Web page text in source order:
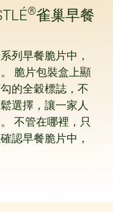
®雀巢早餐
列早餐脆片中，
脆片包裝盒上顯
的全穀標誌，不
選擇，讓一家人
不管在哪裡，只
認早餐脆片中，